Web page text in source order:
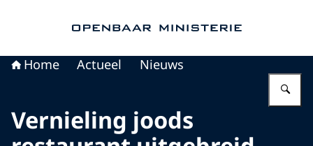
Home Actueel Nieuws
Vernieling joods